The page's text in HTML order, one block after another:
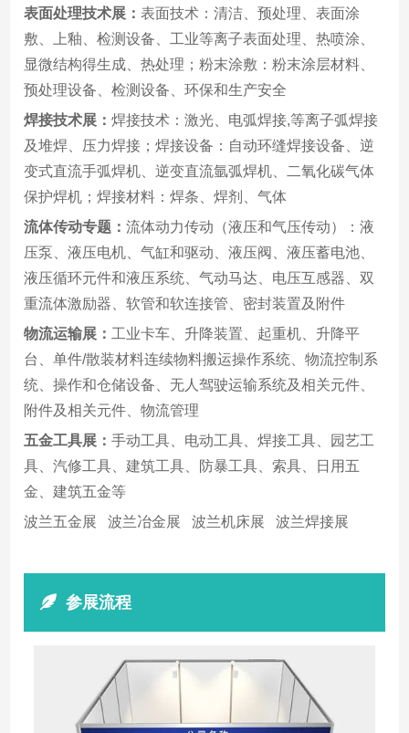
表面处理技术展：表面技术：清洁、预处理、表面涂
敷、上釉、检测设备、工业等离子表面处理、热喷涂、
显微结构得生成、热处理；粉末涂敷：粉末涂层材料、
预处理设备、检测设备、环保和生产安全
焊接技术展：焊接技术：激光、电弧焊接,等离子弧焊接
及堆焊、压力焊接；焊接设备：自动环缝焊接设备、逆
变式直流手弧焊机、逆变直流氩弧焊机、二氧化碳气体
保护焊机；焊接材料：焊条、焊剂、气体
流体传动专题：流体动力传动（液压和气压传动）：液
压泵、液压电机、气缸和驱动、液压阀、液压蓄电池、
液压循环元件和液压系统、气动马达、电压互感器、双
重流体激励器、软管和软连接管、密封装置及附件
物流运输展： 工业卡车、升降装置、起重机、升降平
台、单件/散装材料连续物料搬运操作系统、物流控制系
统、操作和仓储设备、无人驾驶运输系统及相关元件、
附件及相关元件、物流管理
五金工具展：手动工具、电动工具、焊接工具、园艺工
具、汽修工具、建筑工具、防暴工具、索具、日用五
金、建筑五金等
波兰五金展 波兰冶金展 波兰机床展 波兰焊接展
参展流程